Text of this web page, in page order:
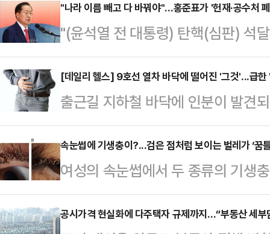
조기대선 역시 보수·진보 진영대
로 이재명 민주당 전 대표의 완승이
깔려있다는 해석이다.국민의힘을
운데, 한 대행은 '호남 출신' '트럼프
점에서 민주당이 내심 긴장하는 상
주당 원내…
"나라 이름 빼고 다 바꿔야"…홍준표가 '헌재·공수처
"(윤석열 전 대통령) 탄핵(심판) 석
했다".제21대 대통령 선거에 출마
홍준표 국민의힘 예비후보가 15일
중은 웃음으로 가득찼고, 홍 후보
에 대한 자신감 만큼은 진짜였다.
"만에 하나 있을지 모르는 탄핵 대
난주까지 준비를 마쳤다. 충분히 검
예…
[데일리 헬스] 9호선 열차 바닥에 떨어진 '그것'...급한
출근길 지하철 바닥에 인분이 발견
싸지만 이처럼 당황스러운 시간과
급하게 변을 보고 싶을 때 참을 수
수 있다.15일 오전 서울 지하철 9
울시메트로 9호선에 따르면 이날
이 있는 것 같다'는 민원이 12차례
속눈썹에 기생충이?...검은 점처럼 보이는 벌레가 ‘꿈
여성의 속눈썹에서 두 종류의 기생
중국 항저우 절강대학교 안과 의료
한 가려움증과 함께 검은 분비물이
공시가격 현실화에 다주택자 규제까지…“부동산 세부